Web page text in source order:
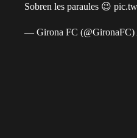
Sobren les paraules 😉
— Girona FC (@GironaFC)